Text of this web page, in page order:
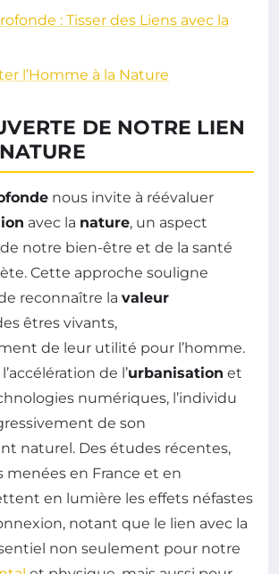
: Tisser des Liens avec la
l’Homme à la Nature
DE NOTRE LIEN
nous invite à réévaluer
avec la nature, un aspect
notre bien-être et de la santé
Cette approche souligne
reconnaître la valeur
êtres vivants,
de leur utilité pour l’homme.
de l’urbanisation et
numériques, l’individu
de son
naturel. Des études récentes,
menées en France et en
en lumière les effets néfastes
notant que le lien avec la
non seulement pour notre